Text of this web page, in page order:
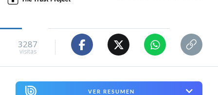
3287
visitas
VER RESUMEN